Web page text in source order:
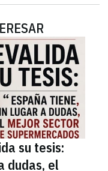
su tesis:
dudas, el